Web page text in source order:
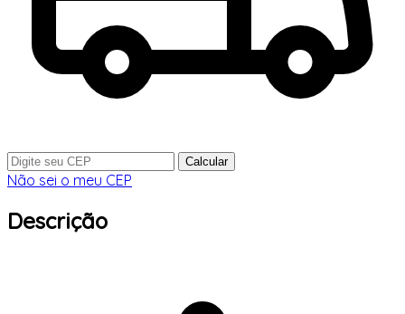
Calcular
Não sei o meu CEP
Descrição